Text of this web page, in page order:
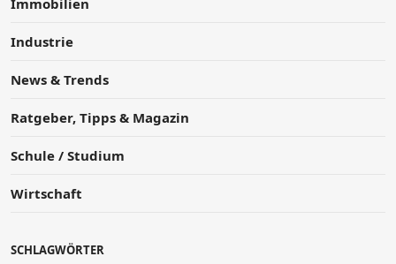
Industrie
News & Trends
Ratgeber, Tipps & Magazin
Schule / Studium
Wirtschaft
SCHLAGWÖRTER